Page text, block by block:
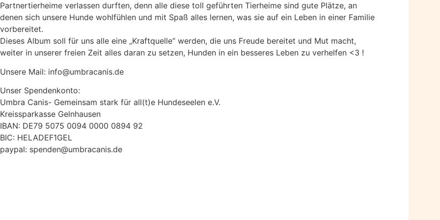
Partnertierheime verlassen durften, denn alle diese toll geführten Tierheime sind gute Plätze, an
denen sich unsere Hunde wohlfühlen und mit Spaß alles lernen, was sie auf ein Leben in einer Familie
vorbereitet.
Dieses Album soll für uns alle eine „Kraftquelle“ werden, die uns Freude bereitet und Mut macht,
weiter in unserer freien Zeit alles daran zu setzen, Hunden in ein besseres Leben zu verhelfen <3 !
Unsere Mail: info@umbracanis.de
Unser Spendenkonto:
Umbra Canis- Gemeinsam stark für all(t)e Hundeseelen e.V.
Kreissparkasse Gelnhausen
IBAN: DE79 5075 0094 0000 0894 92
BIC: HELADEF1GEL
paypal: spenden@umbracanis.de